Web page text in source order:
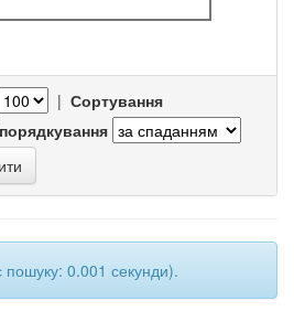
| Сортування
пошуку: 0.001 секунди).